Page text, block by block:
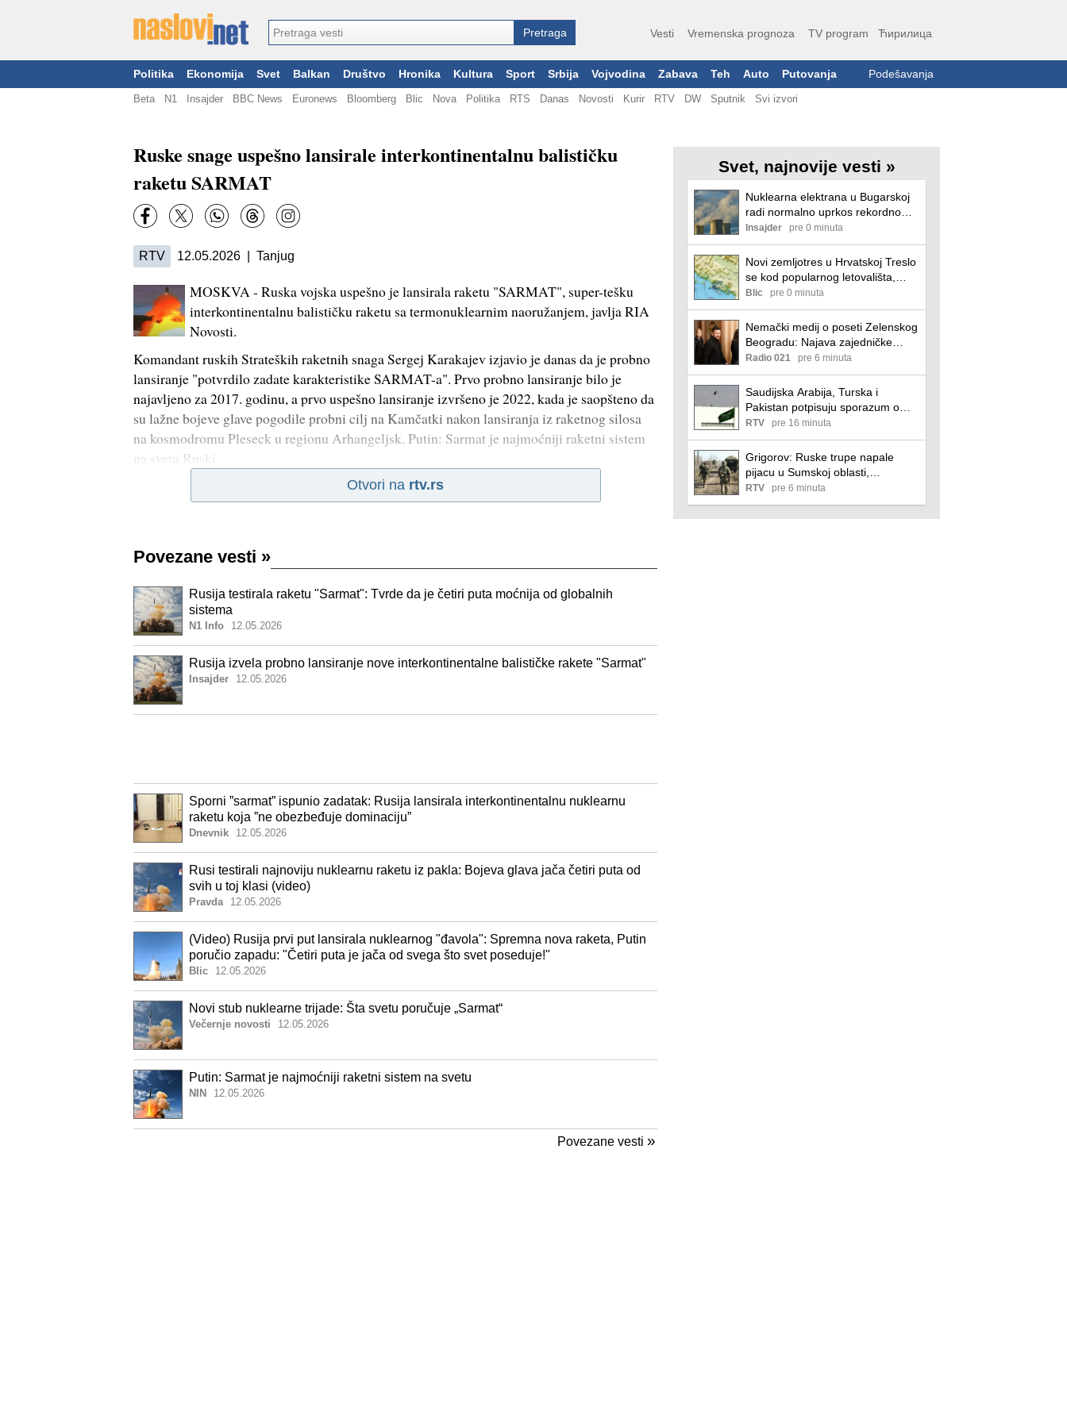
Vesti Vremenska prognoza TV program Ћирилица
Politika Ekonomija Svet Balkan Društvo Hronika Kultura Sport Srbija Vojvodina Zabava Teh Auto Putovanja Podešavanja
Beta N1 Insajder BBC News Euronews Bloomberg Blic Nova Politika RTS Danas Novosti Kurir RTV DW Sputnik Svi izvori
Ruske snage uspešno lansirale interkontinentalnu balističku
raketu SARMAT
RTV 12.05.2026 | Tanjug
MOSKVA - Ruska vojska uspešno je lansirala raketu "SARMAT", super-tešku
interkontinentalnu balističku raketu sa termonuklearnim naoružanjem, javlja RIA
Novosti.
Komandant ruskih Strateških raketnih snaga Sergej Karakajev izjavio je danas da je probno
lansiranje "potvrdilo zadate karakteristike SARMAT-a". Prvo probno lansiranje bilo je
najavljeno za 2017. godinu, a prvo uspešno lansiranje izvršeno je 2022, kada je saopšteno da
su lažne bojeve glave pogodile probni cilj na Kamčatki nakon lansiranja iz raketnog silosa
na kosmodromu Pleseck u regionu Arhangeljsk. Putin: Sarmat je najmoćniji raketni sistem
na svetu Ruski
Otvori na rtv.rs
Povezane vesti »
Rusija testirala raketu "Sarmat": Tvrde da je četiri puta moćnija od globalnih
sistema
N1 Info 12.05.2026
Rusija izvela probno lansiranje nove interkontinentalne balističke rakete "Sarmat"
Insajder 12.05.2026
Sporni ”sarmat” ispunio zadatak: Rusija lansirala interkontinentalnu nuklearnu
raketu koja ”ne obezbeđuje dominaciju”
Dnevnik 12.05.2026
Rusi testirali najnoviju nuklearnu raketu iz pakla: Bojeva glava jača četiri puta od
svih u toj klasi (video)
Pravda 12.05.2026
(Video) Rusija prvi put lansirala nuklearnog "đavola": Spremna nova raketa, Putin
poručio zapadu: "Četiri puta je jača od svega što svet poseduje!"
Blic 12.05.2026
Novi stub nuklearne trijade: Šta svetu poručuje „Sarmat“
Večernje novosti 12.05.2026
Putin: Sarmat je najmoćniji raketni sistem na svetu
NIN 12.05.2026
Povezane vesti »
Svet, najnovije vesti »
Nuklearna elektrana u Bugarskoj
radi normalno uprkos rekordno
niskom Dunavu
Insajder pre 0 minuta
Novi zemljotres u Hrvatskoj Treslo
se kod popularnog letovališta,
građani uznemireni: "Kratko je
trajao, ali je bio jak"
Blic pre 0 minuta
Nemački medij o poseti Zelenskog
Beogradu: Najava zajedničke
fabrike dronova?
Radio 021 pre 6 minuta
Saudijska Arabija, Turska i
Pakistan potpisuju sporazum o
odbrani
RTV pre 16 minuta
Grigorov: Ruske trupe napale
pijacu u Sumskoj oblasti,
povređeno 10 ljudi
RTV pre 6 minuta